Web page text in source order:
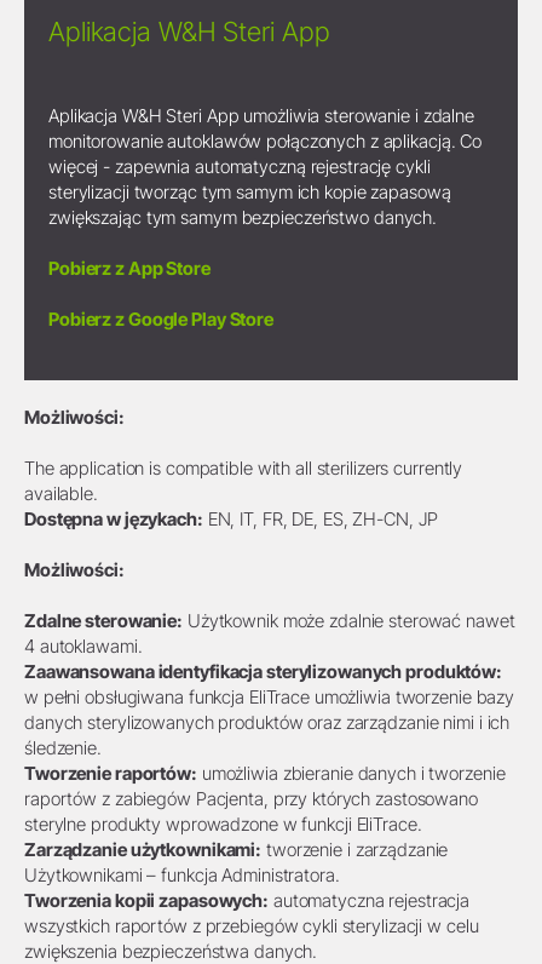
Aplikacja W&H Steri App
Aplikacja W&H Steri App umożliwia sterowanie i zdalne
monitorowanie autoklawów połączonych z aplikacją. Co
więcej - zapewnia automatyczną rejestrację cykli
sterylizacji tworząc tym samym ich kopie zapasową
zwiększając tym samym bezpieczeństwo danych.
Pobierz z App Store
Pobierz z Google Play Store
Możliwości:
The application is compatible with all sterilizers currently
available.
Dostępna w językach: EN, IT, FR, DE, ES, ZH-CN, JP
Możliwości:
Zdalne sterowanie: Użytkownik może zdalnie sterować nawet
4 autoklawami.
Zaawansowana identyfikacja sterylizowanych produktów:
w pełni obsługiwana funkcja EliTrace umożliwia tworzenie bazy
danych sterylizowanych produktów oraz zarządzanie nimi i ich
śledzenie.
Tworzenie raportów: umożliwia zbieranie danych i tworzenie
raportów z zabiegów Pacjenta, przy których zastosowano
sterylne produkty wprowadzone w funkcji EliTrace.
Zarządzanie użytkownikami: tworzenie i zarządzanie
Użytkownikami – funkcja Administratora.
Tworzenia kopii zapasowych: automatyczna rejestracja
wszystkich raportów z przebiegów cykli sterylizacji w celu
zwiększenia bezpieczeństwa danych.